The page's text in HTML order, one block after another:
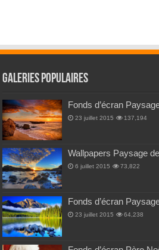
Galeries Populaires
Fonds d’écran
23 juillet 2015 137,194
Wallpapers Paysage
6 juillet 2015 73,822
Fonds d’écran
23 juillet 2015 64,238